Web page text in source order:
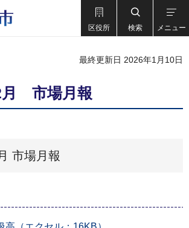
区役所 検索 メニュー
最終更新日 2026年1月10日
月 市場月報
市場月報